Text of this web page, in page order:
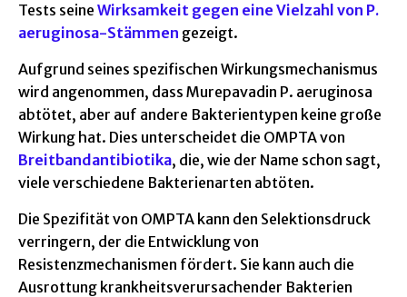
Tests seine Wirksamkeit gegen eine Vielzahl von P.
aeruginosa-Stämmen gezeigt.
Aufgrund seines spezifischen Wirkungsmechanismus
wird angenommen, dass Murepavadin P. aeruginosa
abtötet, aber auf andere Bakterientypen keine große
Wirkung hat. Dies unterscheidet die OMPTA von
Breitbandantibiotika, die, wie der Name schon sagt,
viele verschiedene Bakterienarten abtöten.
Die Spezifität von OMPTA kann den Selektionsdruck
verringern, der die Entwicklung von
Resistenzmechanismen fördert. Sie kann auch die
Ausrottung krankheitsverursachender Bakterien